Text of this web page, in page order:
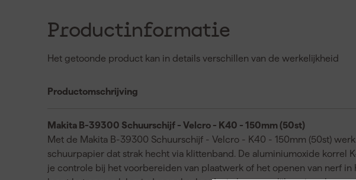
Productinformatie
Het getoonde product kan in details verschillen van de werkelijkheid
Productomschrijving
Makita B-39300 Schuurschijf - Velcro - K40 - 150mm (50st)
Met de Makita B-39300 Schuurschijf - Velcro - K40 - 150mm (50st)
schuurpapier dat strak hecht via klittenband. De aluminiumoxide korrel
je controle bij het voorbereiden van plaatwerk of het openen van nerf in